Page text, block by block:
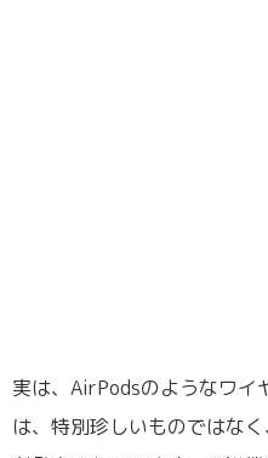
実は、AirPodsのようなワ
は、特別珍しいものではな